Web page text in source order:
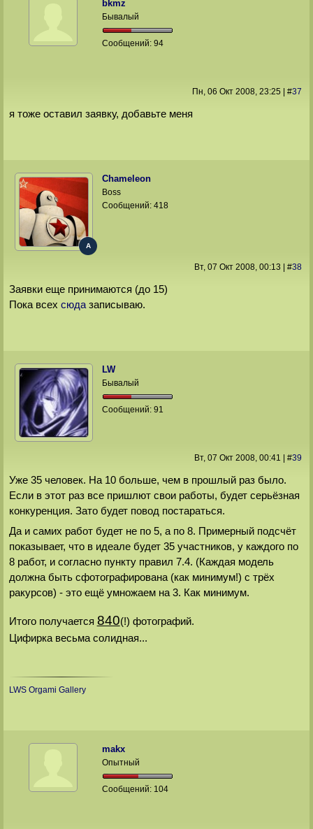
bkmz
Бывалый
Сообщений:94
Пн, 06 Окт 2008, 23:25 #37
я тоже оставил заявку, добавьте меня
Chameleon
A
Boss
Сообщений:418
Вт, 07 Окт 2008, 00:13 #38
Заявки еще принимаются (до 15)
Пока всех сюдазаписываю.
LW
Бывалый
Сообщений:91
Вт, 07 Окт 2008, 00:41 #39
Уже 35 человек. На 10 больше, чем в прошлый раз было.
Если в этот раз все пришлют свои работы, будет серьёзная
конкуренция. Зато будет повод постараться.
Да и самих работ будет не по 5, а по 8. Примерный подсчёт
показывает, что в идеале будет 35 участников, у каждого по
8 работ, и согласно пункту правил 7.4. (Каждая модель
должна быть сфотографирована (как минимум!) с трёх
ракурсов) - это ещё умножаем на 3. Как минимум.
Итого получается 840(!) фотографий.
Цифирка весьма солидная...
LWS Orgami Gallery
makx
Опытный
Сообщений: 104